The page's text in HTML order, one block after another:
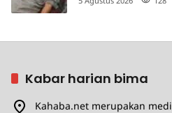
Kabar harian bima
Kahaba.net merupakan